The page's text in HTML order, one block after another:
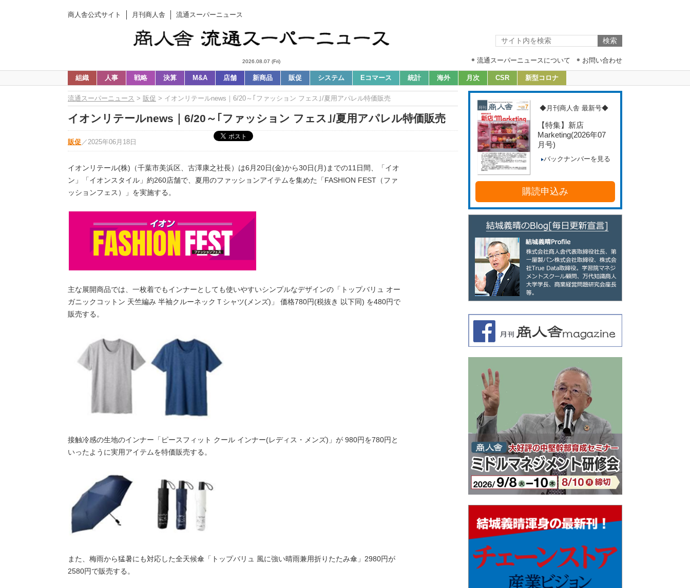
商人舎公式サイト 月刊商人舎 流通スーパーニュース
2026.08.07 (Fri) 流通スーパーニュースについて お問い合わせ
組織 人事 戦略 決算 M&A 店舗 新商品 販促 システム Eコマース 統計 海外 月次 CSR 新型コロナ
流通スーパーニュース > 販促 > イオンリテールnews｜6/20～｢ファッション フェス｣/夏用アパレル特価販売
イオンリテールnews｜6/20～｢ファッション フェス｣/夏用アパレル特価販売
販促 ／ 2025年06月18日
イオンリテール(株)（千葉市美浜区、古澤康之社長）は6月20日(金)から30日(月)までの11日間、「イオ
ン」「イオンスタイル」約260店舗で、夏用のファッションアイテムを集めた「FASHION FEST（ファ
ッションフェス）」を実施する。
主な展開商品では、一枚着でもインナーとしても使いやすいシンプルなデザインの「トップバリュ オー
ガニックコットン 天竺編み 半袖クルーネックＴシャツ(メンズ)」 価格780円(税抜き 以下同) を480円で
販売する。
接触冷感の生地のインナー「ピースフィット クール インナー(レディス・メンズ)」が 980円を780円と
いったように実用アイテムを特価販売する。
また、梅雨から猛暑にも対応した全天候傘「トップバリュ 風に強い晴雨兼用折りたたみ傘」2980円が
2580円で販売する。
◆月刊商人舎 最新号◆
【特集】新店
Marketing(2026年07
月号)
バックナンバーを見る
購読申込み